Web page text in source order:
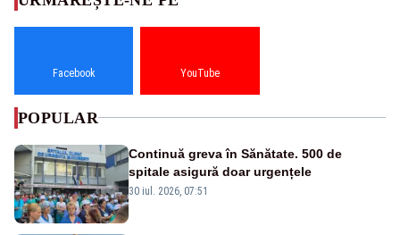
Facebook YouTube
POPULAR
Continuă greva în Sănătate. 500 de
spitale asigură doar urgențele
30 iul. 2026, 07:51